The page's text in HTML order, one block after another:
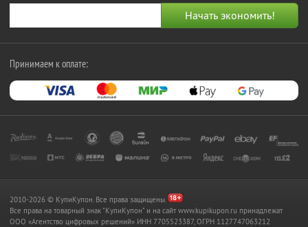
Принимаем к оплате:
2010-2026 © КупиКупон. Все права защищены.
Все права на товарный знак "КупиКупон" и на сайт www.kupikupon.ru принадлежат
OOO «Агентство цифровых решений» ИНН 7705523387, ОГРН 1127747063212